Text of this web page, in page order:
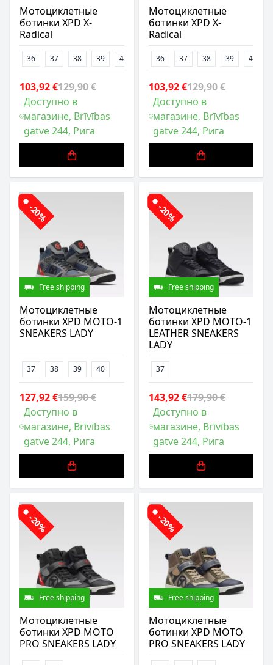
Мотоциклетные
ботинки XPD X-
Radical
36 37 38 39 40
103,92 €129,90 €
Доступно в
магазине, Brīvības
gatve 244, Рига
Мотоциклетные
ботинки XPD X-
Radical
36 37 38 39 40
103,92 €129,90 €
Доступно в
магазине, Brīvības
gatve 244, Рига
-20%
Free shipping
Мотоциклетные
ботинки XPD MOTO-1
SNEAKERS LADY
37 38 39 40
127,92 €159,90 €
Доступно в
магазине, Brīvības
gatve 244, Рига
-20%
Free shipping
Мотоциклетные
ботинки XPD MOTO-1
LEATHER SNEAKERS
LADY
37
143,92 €179,90 €
Доступно в
магазине, Brīvības
gatve 244, Рига
-20%
Free shipping
Мотоциклетные
ботинки XPD MOTO
PRO SNEAKERS LADY
-20%
Free shipping
Мотоциклетные
ботинки XPD MOTO
PRO SNEAKERS LADY